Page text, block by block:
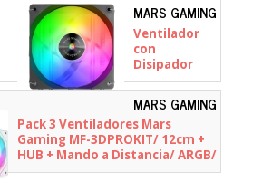
MARS GAMING
-
MCPUX4ARGB
Ventilador
con
Disipador
Mars Gaming
MCPU-
X4ARGB/
12cm
MARS GAMING
-
MF3DPROKITW
Pack 3 Ventiladores Mars
Gaming MF-3DPROKIT/ 12cm +
HUB + Mando a Distancia/ ARGB/
Blanco